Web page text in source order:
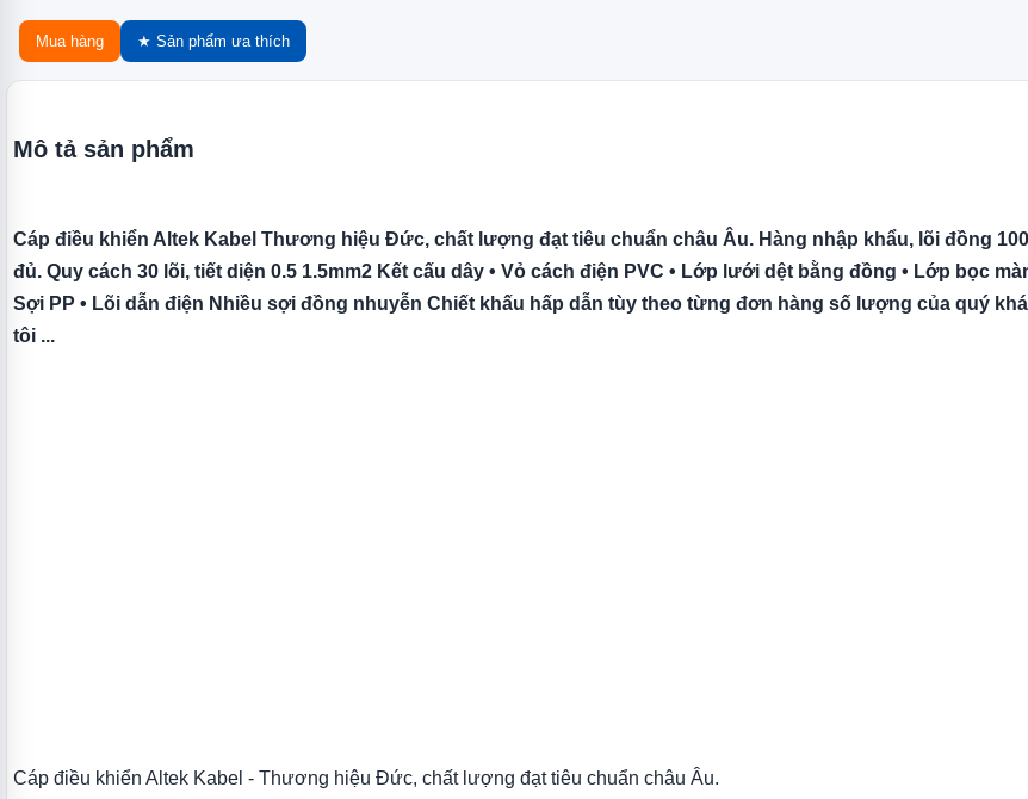
Mua hàng ★ Sản phẩm ưa thích
Mô tả sản phẩm
Cáp điều khiển Altek Kabel Thương hiệu Đức, chất lượng đạt tiêu chuẩn châu Âu. Hàng nhập khẩu, lõi đồng
đủ. Quy cách 30 lõi, tiết diện 0.5 1.5mm2 Kết cấu dây • Vỏ cách điện PVC • Lớp lưới dệt bằng đồng • Lớp bọc
Sợi PP • Lõi dẫn điện Nhiều sợi đồng nhuyễn Chiết khấu hấp dẫn tùy theo từng đơn hàng số lượng của quý
tôi ...
Cáp điều khiển Altek Kabel - Thương hiệu Đức, chất lượng đạt tiêu chuẩn châu Âu.